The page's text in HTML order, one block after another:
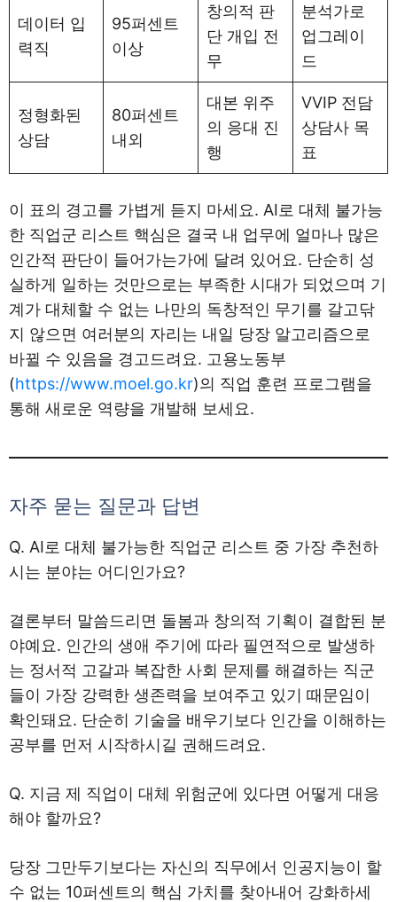
데이터 입
력직
95퍼센트
이상
창의적 판
단 개입 전
무
분석가로
업그레이
드
정형화된
상담
80퍼센트
내외
대본 위주
의 응대 진
행
VVIP 전담
상담사 목
표
이 표의 경고를 가볍게 듣지 마세요. AI로 대체 불가능
한 직업군 리스트 핵심은 결국 내 업무에 얼마나 많은
인간적 판단이 들어가는가에 달려 있어요. 단순히 성
실하게 일하는 것만으로는 부족한 시대가 되었으며 기
계가 대체할 수 없는 나만의 독창적인 무기를 갈고닦
지 않으면 여러분의 자리는 내일 당장 알고리즘으로
바뀔 수 있음을 경고드려요. 고용노동부
(https://www.moel.go.kr)의 직업 훈련 프로그램을
통해 새로운 역량을 개발해 보세요.
자주 묻는 질문과 답변
Q. AI로 대체 불가능한 직업군 리스트 중 가장 추천하
시는 분야는 어디인가요?
결론부터 말씀드리면 돌봄과 창의적 기획이 결합된 분
야예요. 인간의 생애 주기에 따라 필연적으로 발생하
는 정서적 고갈과 복잡한 사회 문제를 해결하는 직군
들이 가장 강력한 생존력을 보여주고 있기 때문임이
확인돼요. 단순히 기술을 배우기보다 인간을 이해하는
공부를 먼저 시작하시길 권해드려요.
Q. 지금 제 직업이 대체 위험군에 있다면 어떻게 대응
해야 할까요?
당장 그만두기보다는 자신의 직무에서 인공지능이 할
수 없는 10퍼센트의 핵심 가치를 찾아내어 강화하세